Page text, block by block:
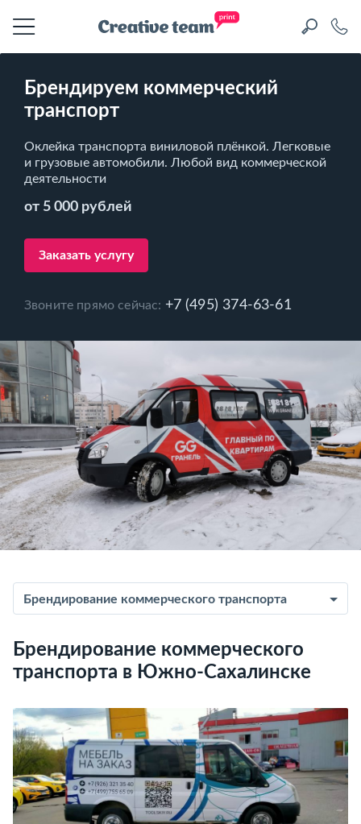
Брендируем коммерческий
транспорт
Оклейка транспорта виниловой плёнкой. Легковые
и грузовые автомобили. Любой вид коммерческой
деятельности
от 5 000 рублей
Заказать услугу
Звоните прямо сейчас: +7 (495) 374-63-61
Брендирование коммерческого транспорта
Брендирование коммерческого
транспорта в Южно-Сахалинске